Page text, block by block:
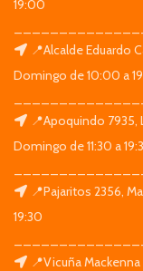
19:00
📍Alcalde Eduardo
Domingo de 10:00 a
📍Apoquindo 7935,
Domingo de 11:30 a
📍Pajaritos 2356,
19:30
📍Vicuña